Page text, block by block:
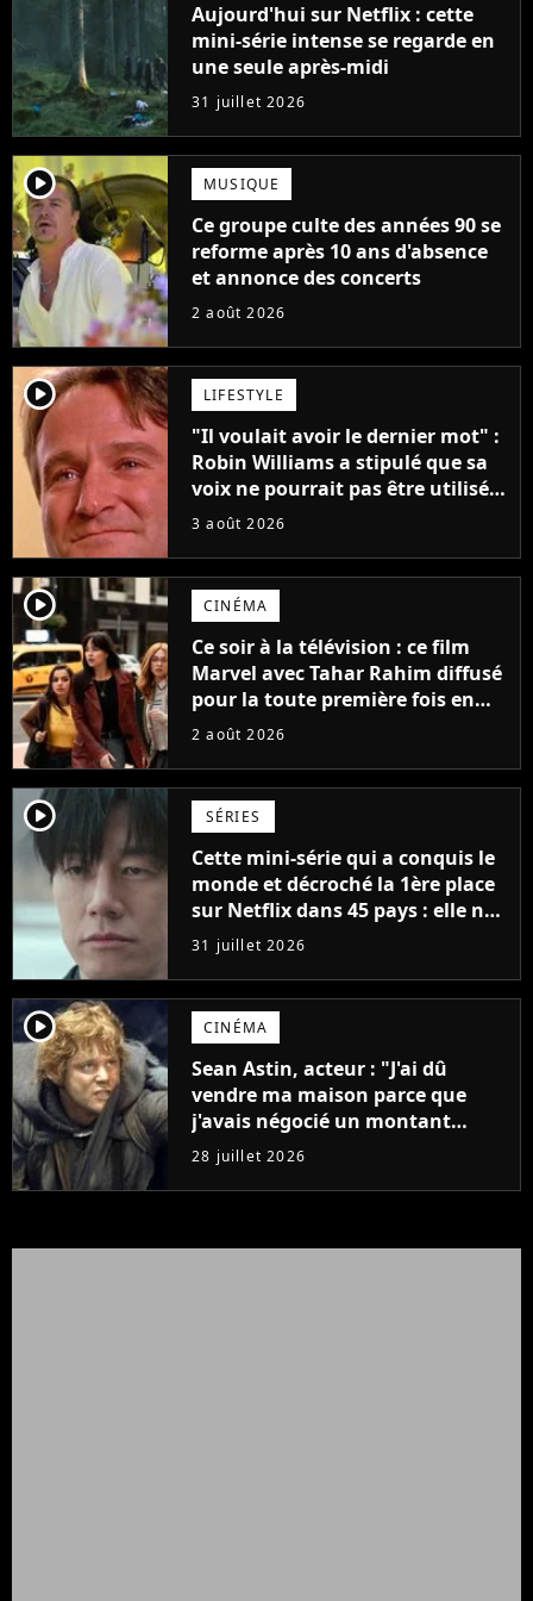
Aujourd'hui sur Netflix : cette
mini-série intense se regarde en
une seule après-midi
31 juillet 2026
player2 MUSIQUE
Ce groupe culte des années 90 se
reforme après 10 ans d'absence
et annonce des concerts
2 août 2026
player2 LIFESTYLE
"Il voulait avoir le dernier mot" :
Robin Williams a stipulé que sa
voix ne pourrait pas être utilisée
avant 2039, pourtant Disney
inédits
3 août 2026
player2 CINÉMA
Ce soir à la télévision : ce film
Marvel avec Tahar Rahim diffusé
pour la toute première fois en
France
2 août 2026
player2 SÉRIES
Cette mini-série qui a conquis le
monde et décroché la 1ère place
sur Netflix dans 45 pays : elle ne
compte que 10 épisodes et c'est
un phénomène mondial
31 juillet 2026
player2 CINÉMA
Sean Astin, acteur : "J'ai dû
vendre ma maison parce que
j'avais négocié un montant
beaucoup trop bas pour Le
Seigneur des anneaux"
28 juillet 2026